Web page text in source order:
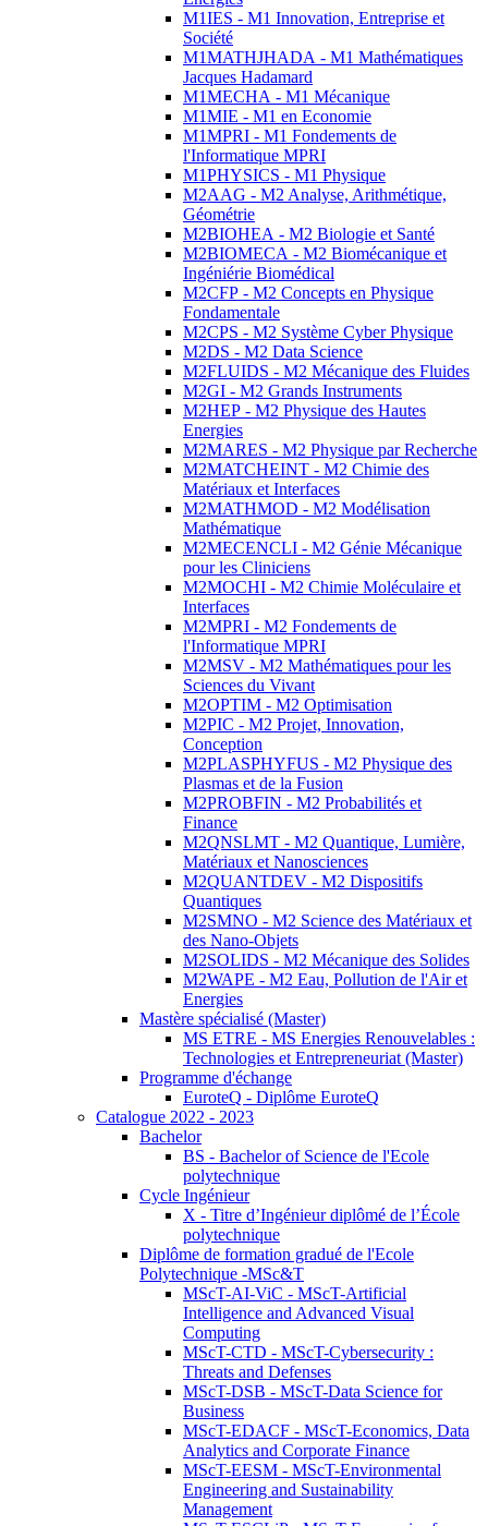
M1IES - M1 Innovation, Entreprise et
Société
M1MATHJHADA - M1 Mathématiques
Jacques Hadamard
M1MECHA - M1 Mécanique
M1MIE - M1 en Economie
M1MPRI - M1 Fondements de
l'Informatique MPRI
M1PHYSICS - M1 Physique
M2AAG - M2 Analyse, Arithmétique,
Géométrie
M2BIOHEA - M2 Biologie et Santé
M2BIOMECA - M2 Biomécanique et
Ingéniérie Biomédical
M2CFP - M2 Concepts en Physique
Fondamentale
M2CPS - M2 Système Cyber Physique
M2DS - M2 Data Science
M2FLUIDS - M2 Mécanique des Fluides
M2GI - M2 Grands Instruments
M2HEP - M2 Physique des Hautes
Energies
M2MARES - M2 Physique par Recherche
M2MATCHEINT - M2 Chimie des
Matériaux et Interfaces
M2MATHMOD - M2 Modélisation
Mathématique
M2MECENCLI - M2 Génie Mécanique
pour les Cliniciens
M2MOCHI - M2 Chimie Moléculaire et
Interfaces
M2MPRI - M2 Fondements de
l'Informatique MPRI
M2MSV - M2 Mathématiques pour les
Sciences du Vivant
M2OPTIM - M2 Optimisation
M2PIC - M2 Projet, Innovation,
Conception
M2PLASPHYFUS - M2 Physique des
Plasmas et de la Fusion
M2PROBFIN - M2 Probabilités et
Finance
M2QNSLMT - M2 Quantique, Lumière,
Matériaux et Nanosciences
M2QUANTDEV - M2 Dispositifs
Quantiques
M2SMNO - M2 Science des Matériaux et
des Nano-Objets
M2SOLIDS - M2 Mécanique des Solides
M2WAPE - M2 Eau, Pollution de l'Air et
Energies
Mastère spécialisé (Master)
MS ETRE - MS Energies Renouvelables :
Technologies et Entrepreneuriat (Master)
Programme d'échange
EuroteQ - Diplôme EuroteQ
Catalogue 2022 - 2023
Bachelor
BS - Bachelor of Science de l'Ecole
polytechnique
Cycle Ingénieur
X - Titre d’Ingénieur diplômé de l’École
polytechnique
Diplôme de formation gradué de l'Ecole
Polytechnique -MSc&T
MScT-AI-ViC - MScT-Artificial
Intelligence and Advanced Visual
Computing
MScT-CTD - MScT-Cybersecurity :
Threats and Defenses
MScT-DSB - MScT-Data Science for
Business
MScT-EDACF - MScT-Economics, Data
Analytics and Corporate Finance
MScT-EESM - MScT-Environmental
Engineering and Sustainability
Management